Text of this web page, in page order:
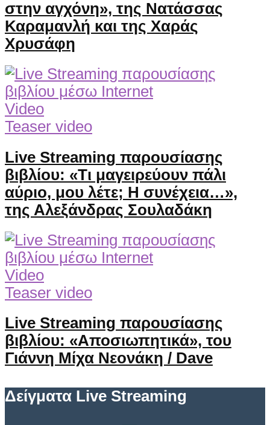
στην αγχόνη», της Νατάσσας
Καραμανλή και της Χαράς
Χρυσάφη
Video
Teaser video
Live Streaming παρουσίασης
βιβλίου: «Τι μαγειρεύουν πάλι
αύριο, μου λέτε; Η συνέχεια…»,
της Αλεξάνδρας Σουλαδάκη
Video
Teaser video
Live Streaming παρουσίασης
βιβλίου: «Αποσιωπητικά», του
Γιάννη Μίχα Νεονάκη / Dave
Δείγματα Live Streaming